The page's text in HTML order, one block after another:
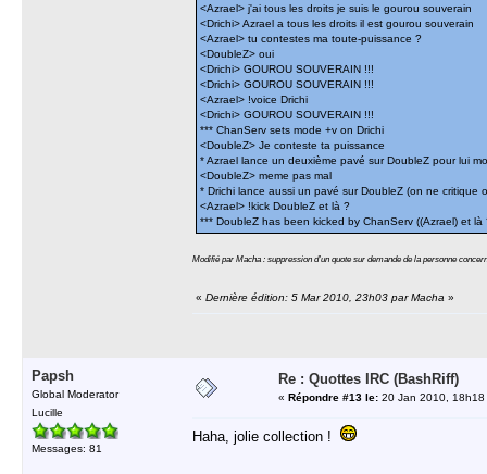
<Azrael> j'ai tous les droits je suis le gourou souverain
<Drichi> Azrael a tous les droits il est gourou souverain
<Azrael> tu contestes ma toute-puissance ?
<DoubleZ> oui
<Drichi> GOUROU SOUVERAIN !!!
<Drichi> GOUROU SOUVERAIN !!!
<Azrael> !voice Drichi
<Drichi> GOUROU SOUVERAIN !!!
*** ChanServ sets mode +v on Drichi
<DoubleZ> Je conteste ta puissance
* Azrael lance un deuxième pavé sur DoubleZ pour lui
<DoubleZ> meme pas mal
* Drichi lance aussi un pavé sur DoubleZ (on ne critique
<Azrael> !kick DoubleZ et là ?
*** DoubleZ has been kicked by ChanServ ((Azrael) et là
Modifié par Macha : suppression d'un quote sur demande de la personne
« Dernière édition: 5 Mar 2010, 23h03 par Macha »
Papsh
Global Moderator
Lucille
Messages: 81
Re : Quottes IRC (BashRiff)
« Répondre #13 le: 20 Jan 2010, 18h18
Haha, jolie collection !